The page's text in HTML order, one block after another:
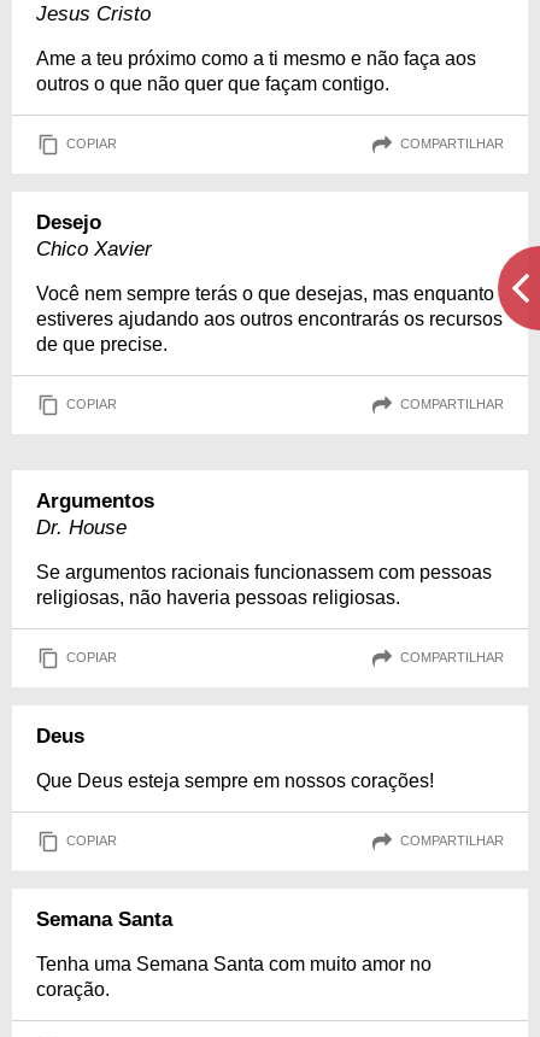
Jesus Cristo
Ame a teu próximo como a ti mesmo e não faça aos
outros o que não quer que façam contigo.
COPIAR COMPARTILHAR
Desejo
Chico Xavier
Você nem sempre terás o que desejas, mas enquanto
estiveres ajudando aos outros encontrarás os recursos
de que precise.
COPIAR COMPARTILHAR
Argumentos
Dr. House
Se argumentos racionais funcionassem com pessoas
religiosas, não haveria pessoas religiosas.
COPIAR COMPARTILHAR
Deus
Que Deus esteja sempre em nossos corações!
COPIAR COMPARTILHAR
Semana Santa
Tenha uma Semana Santa com muito amor no
coração.